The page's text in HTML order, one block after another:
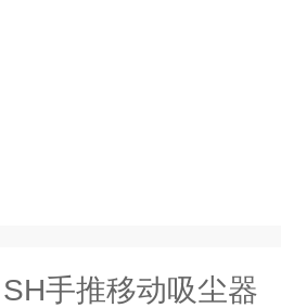
SH手推移动吸尘器